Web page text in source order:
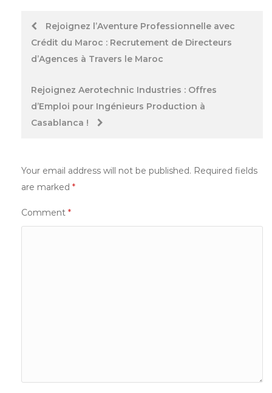
Post
navigation
Rejoignez l’Aventure Professionnelle avec
Crédit du Maroc : Recrutement de Directeurs
d’Agences à Travers le Maroc
Rejoignez Aerotechnic Industries : Offres
d’Emploi pour Ingénieurs Production à
Casablanca !
Your email address will not be published. Required fields
are marked *
Comment *